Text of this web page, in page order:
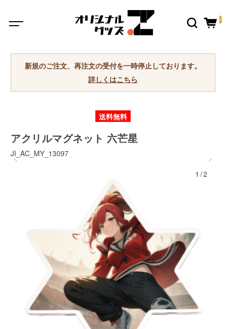
0
新規のご注文、再注文の受付を一時停止しております。
詳しくはこちら
送料無料
アクリルマグネット 六芒星
JI_AC_MY_13097
1/2